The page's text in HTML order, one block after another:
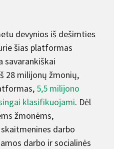
devynios iš dešimties
šias platformas
savarankiškai
28 milijonų žmonių,
5,5 milijono
klasifikuojami. Dėl
žmonėms,
darbo
darbo ir socialinės